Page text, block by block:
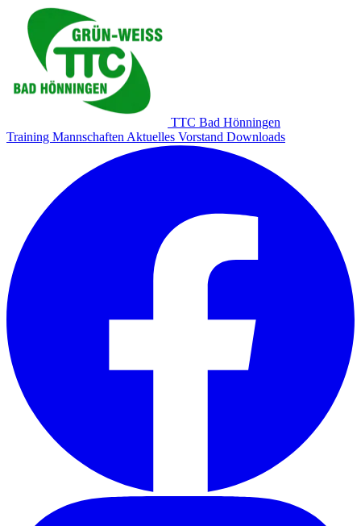
TTC Bad Hönningen
Training Mannschaften Aktuelles Vorstand Downloads